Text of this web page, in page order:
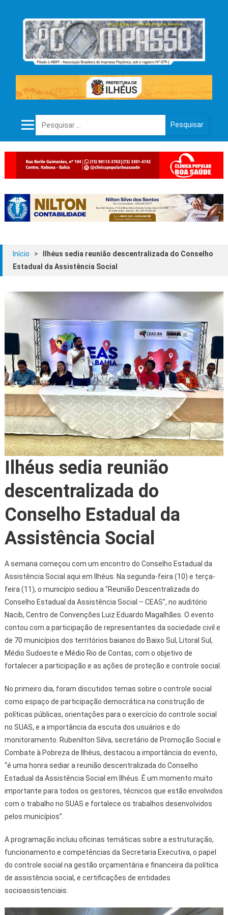
Pesquisar por:
Início >
Ilhéus sedia reunião descentralizada do Conselho
Estadual da Assistência Social
Ilhéus sedia reunião
descentralizada do
Conselho Estadual da
Assistência Social
A semana começou com um encontro do Conselho Estadual da
Assistência Social aqui em Ilhéus. Na segunda-feira (10) e terça-
feira (11), o município sediou a "Reunião Descentralizada do
Conselho Estadual da Assistência Social – CEAS", no auditório
Nacib, Centro de Convenções Luiz Eduardo Magalhães. O evento
contou com a participação de representantes da sociedade civil e
de 70 municípios dos territórios baianos do Baixo Sul, Litoral Sul,
Médio Sudoeste e Médio Rio de Contas, com o objetivo de
fortalecer a participação e as ações de proteção e controle social.
No primeiro dia, foram discutidos temas sobre o controle social
como espaço de participação democrática na construção de
políticas públicas, orientações para o exercício do controle social
no SUAS, e a importância da escuta dos usuários e do
monitoramento. Rubenilton Silva, secretário de Promoção Social e
Combate à Pobreza de Ilhéus, destacou a importância do evento,
“é uma honra sediar a reunião descentralizada do Conselho
Estadual da Assistência Social em Ilhéus. É um momento muito
importante para todos os gestores, técnicos que estão envolvidos
com o trabalho no SUAS e fortalece os trabalhos desenvolvidos
pelos municípios”.
A programação incluiu oficinas temáticas sobre a estruturação,
funcionamento e competências da Secretaria Executiva, o papel
do controle social na gestão orçamentária e financeira da política
de assistência social, e certificações de entidades
socioassistenciais.